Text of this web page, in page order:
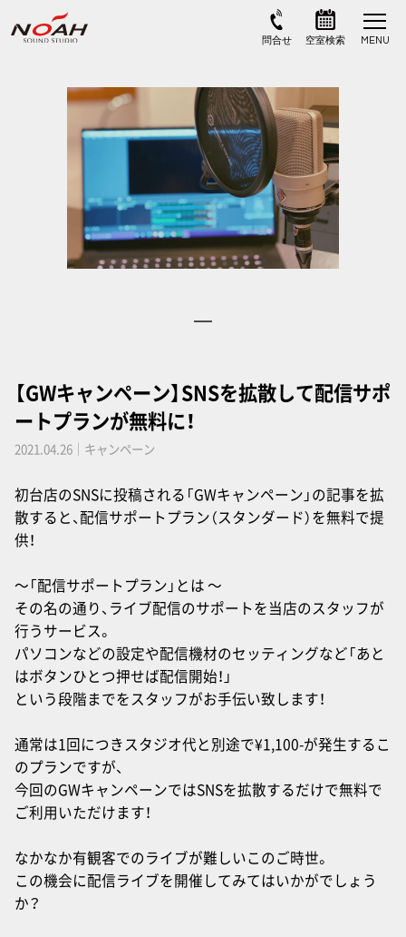
【GWキャンペーン】SNSを拡散して配信サポ
ートプランが無料に！
2021.04.26｜キャンペーン
初台店のSNSに投稿される「GWキャンペーン」の記事を拡
散すると、配信サポートプラン（スタンダード）を無料で提
供！
〜「配信サポートプラン」とは 〜
その名の通り、ライブ配信のサポートを当店のスタッフが
行うサービス。
パソコンなどの設定や配信機材のセッティングなど「あと
はボタンひとつ押せば配信開始！」
という段階までをスタッフがお手伝い致します！
通常は1回につきスタジオ代と別途で¥1,100-が発生するこ
のプランですが、
今回のGWキャンペーンではSNSを拡散するだけで無料で
ご利用いただけます！
なかなか有観客でのライブが難しいこのご時世。
この機会に配信ライブを開催してみてはいかがでしょう
か？